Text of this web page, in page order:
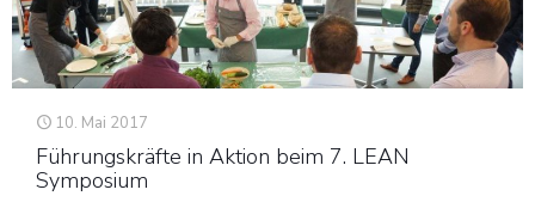
10. Mai 2017
Führungskräfte in Aktion beim 7. LEAN
Symposium